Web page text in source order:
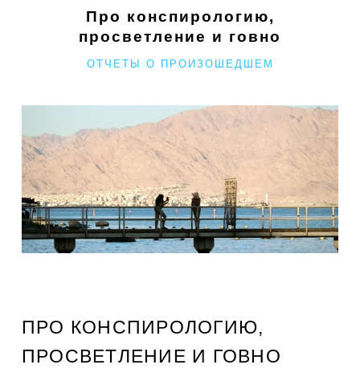
Про конспирологию,
просветление и говно
РУБРИКИ
ОТЧЕТЫ О ПРОИЗОШЕДШЕМ
ПРО КОНСПИРОЛОГИЮ,
ПРОСВЕТЛЕНИЕ И ГОВНО